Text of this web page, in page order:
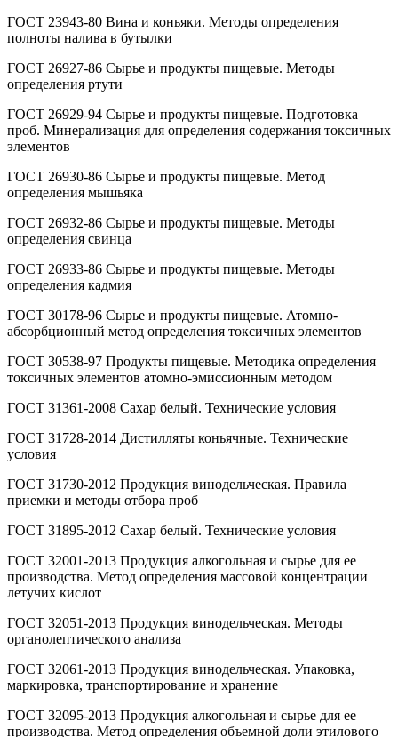
ГОСТ 23943-80 Вина и коньяки. Методы определения
полноты налива в бутылки
ГОСТ 26927-86 Сырье и продукты пищевые. Методы
определения ртути
ГОСТ 26929-94 Сырье и продукты пищевые. Подготовка
проб. Минерализация для определения содержания токсичных
элементов
ГОСТ 26930-86 Сырье и продукты пищевые. Метод
определения мышьяка
ГОСТ 26932-86 Сырье и продукты пищевые. Методы
определения свинца
ГОСТ 26933-86 Сырье и продукты пищевые. Методы
определения кадмия
ГОСТ 30178-96 Сырье и продукты пищевые. Атомно-
абсорбционный метод определения токсичных элементов
ГОСТ 30538-97 Продукты пищевые. Методика определения
токсичных элементов атомно-эмиссионным методом
ГОСТ 31361-2008 Сахар белый. Технические условия
ГОСТ 31728-2014 Дистилляты коньячные. Технические
условия
ГОСТ 31730-2012 Продукция винодельческая. Правила
приемки и методы отбора проб
ГОСТ 31895-2012 Сахар белый. Технические условия
ГОСТ 32001-2013 Продукция алкогольная и сырье для ее
производства. Метод определения массовой концентрации
летучих кислот
ГОСТ 32051-2013 Продукция винодельческая. Методы
органолептического анализа
ГОСТ 32061-2013 Продукция винодельческая. Упаковка,
маркировка, транспортирование и хранение
ГОСТ 32095-2013 Продукция алкогольная и сырье для ее
производства. Метод определения объемной доли этилового